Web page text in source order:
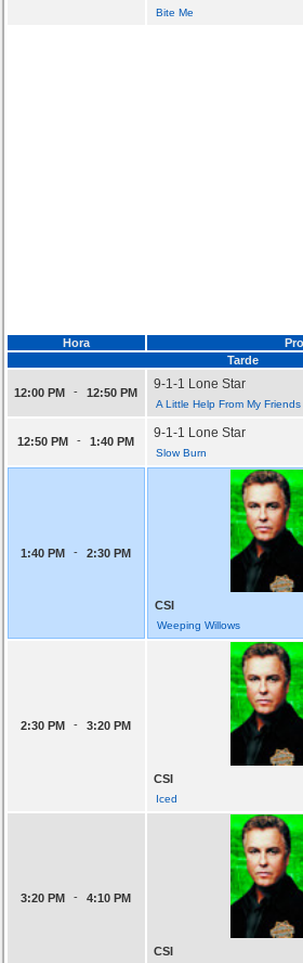
Bite Me
Hora
Tarde
12:00 PM - 12:50 PM
9-1-1 Lone Star
A Little Help From My Friends
12:50 PM - 1:40 PM
9-1-1 Lone Star
Slow Burn
1:40 PM - 2:30 PM
CSI
Weeping Willows
2:30 PM - 3:20 PM
CSI
Iced
3:20 PM - 4:10 PM
CSI